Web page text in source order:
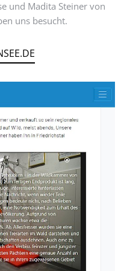
und Madita Steiner von
uns besucht.